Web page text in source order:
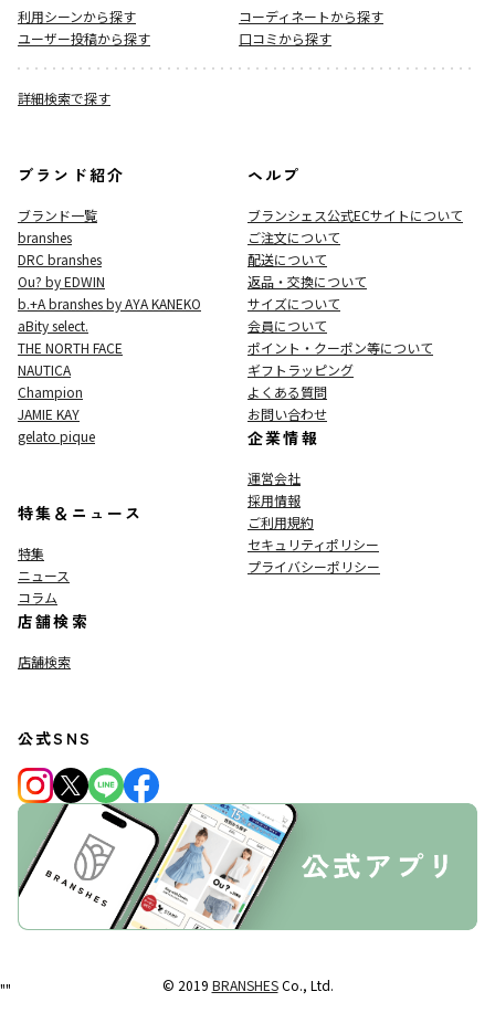
利用シーンから探す
コーディネートから探す
ユーザー投稿から探す
口コミから探す
詳細検索で探す
ブランド紹介
ブランド一覧
branshes
DRC branshes
Ou? by EDWIN
b.+A branshes by AYA KANEKO
aBity select.
THE NORTH FACE
NAUTICA
Champion
JAMIE KAY
gelato pique
特集＆ニュース
特集
ニュース
コラム
店舗検索
店舗検索
ヘルプ
ブランシェス公式ECサイトについて
ご注文について
配送について
返品・交換について
サイズについて
会員について
ポイント・クーポン等について
ギフトラッピング
よくある質問
お問い合わせ
企業情報
運営会社
採用情報
ご利用規約
セキュリティポリシー
プライバシーポリシー
公式SNS
© 2019 BRANSHESCo., Ltd.
""